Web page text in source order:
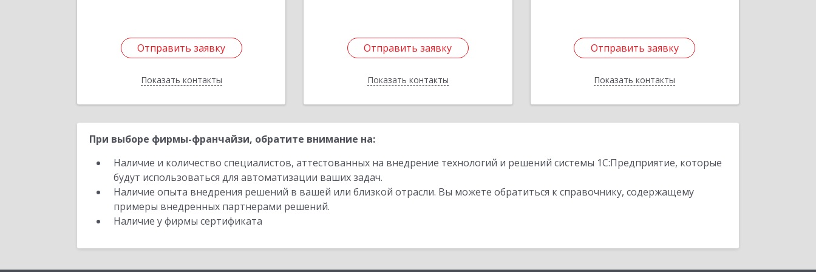
Отправить заявку
Показать контакты
Отправить заявку
Назад
Отправить заявку
Показать контакты
Отправить заявку
Назад
Отправить заявку
Показать контакты
Отправить заявку
Назад
При выборе фирмы-франчайзи, обратите внимание на:
Наличие и количество специалистов, аттестованных на внедрение технологий и решений системы 1С:Предприятие, которые
будут использоваться для автоматизации ваших задач.
Наличие опыта внедрения решений в вашей или близкой отрасли. Вы можете обратиться к справочнику, содержащему
примеры внедренных партнерами решений.
Наличие у фирмы сертификата